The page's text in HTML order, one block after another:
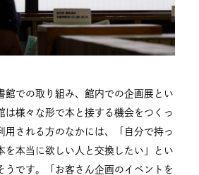
館での取り組み、館内での企画展とい
は様々な形で本と接する機会をつくっ
用される方のなかには、「自分で持っ
を本当に欲しい人と交換したい」とい
うです。「お客さん企画のイベントを